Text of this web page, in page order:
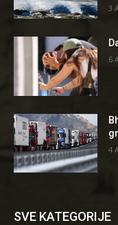
3
6
4
SVE KATEGORIJE